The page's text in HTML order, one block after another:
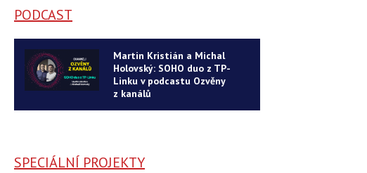
PODCAST
Martin Kristián a Michal
Holovský: SOHO duo z TP-
Linku v podcastu Ozvěny
z kanálů
SPECIÁLNÍ PROJEKTY